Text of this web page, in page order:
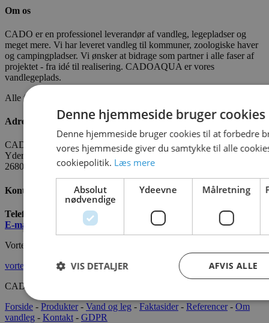
Om os
CADO er en professionel leverandør af vandleg, legepladser og
meget mere. Vi har leveret vandleg til kommuner, zoologiske haver
og campingpladser. Vi ønsker at bidrage som partner i alle faser af
projektet - fra idé til realisering. CADOAQUA er vores
vandlegeplads.
Alle fakta om CADO er tilgængelige
Adresse
CADO AQUA Danmark
Yderholmvej 35
2680 Solrød
Kontakt os
Telefon:
+45 7022 2628
E-mail
info@cado.dk
Vortex International
vortex-intl.com
CADOAQUA® 2022 Alle rettigheder forbeholdes.
Forside - Produkter- Vand og leg - Faktasider- Referencer- Om
vandleg - Kontakt - GDPR
Denne hjemmeside bruger cookies
Denne hjemmeside bruger cookies til at forbedre
vores hjemmeside giver du samtykke til alle
cookiepolitik. Læs mere
Absolut
nødvendige
Ydeevne Målretning
AFVIS ALLE
VIS DETALJER